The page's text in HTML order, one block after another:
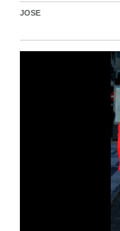
JOSE